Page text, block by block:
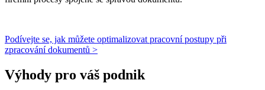
Podívejte se, jak můžete optimalizovat pracovní postupy při
zpracování dokumentů >
Výhody pro váš podnik